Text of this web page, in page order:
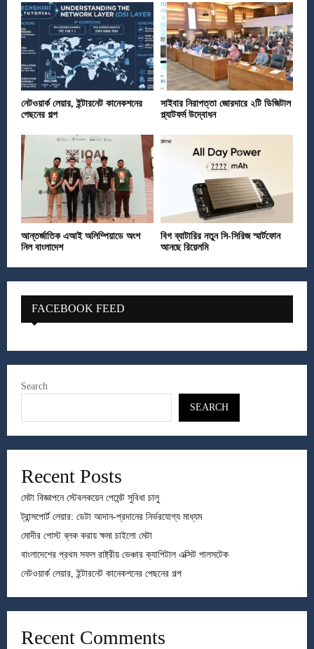
নেটওয়ার্ক লেয়ার, ইন্টারনেট কানেকশনের
পেছনের গল্প
সাইবার নিরাপত্তা জোরদারে ২টি ডিজিটাল
প্ল্যাটফর্ম উদ্বোধন
আন্তর্জাতিক এআই অলিম্পিয়াডে অংশ
নিল বাংলাদেশ
বিগ ব্যাটারির নতুন সি-সিরিজ স্মার্টফোন
আনছে রিয়েলমি
FACEBOOK FEED
Search
SEARCH
Recent Posts
মেটা বিজ্ঞাপনে স্টেবলকয়েন পেমেন্ট সুবিধা চালু
ট্রান্সপোর্ট লেয়ার: ডেটা আদান-প্রদানের নির্ভরযোগ্য মাধ্যম
মোদীর পোস্ট ব্লক করায় ক্ষমা চাইলো মেটা
বাংলাদেশের প্রথম সফল রাষ্ট্রীয় ভেঞ্চার ক্যাপিটাল এক্সিট পালসটেক
নেটওয়ার্ক লেয়ার, ইন্টারনেট কানেকশনের পেছনের গল্প
Recent Comments